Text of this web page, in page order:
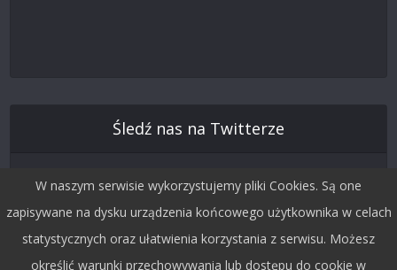
Śledź nas na Twitterze
W naszym serwisie wykorzystujemy pliki Cookies. Są one
zapisywane na dysku urządzenia końcowego użytkownika w celach
statystycznych oraz ułatwienia korzystania z serwisu. Możesz
określić warunki przechowywania lub dostępu do cookie w